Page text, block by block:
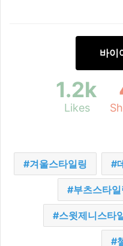
바이
1.2k
Likes
겨울스타일링
부츠스타일
스윗제니스타